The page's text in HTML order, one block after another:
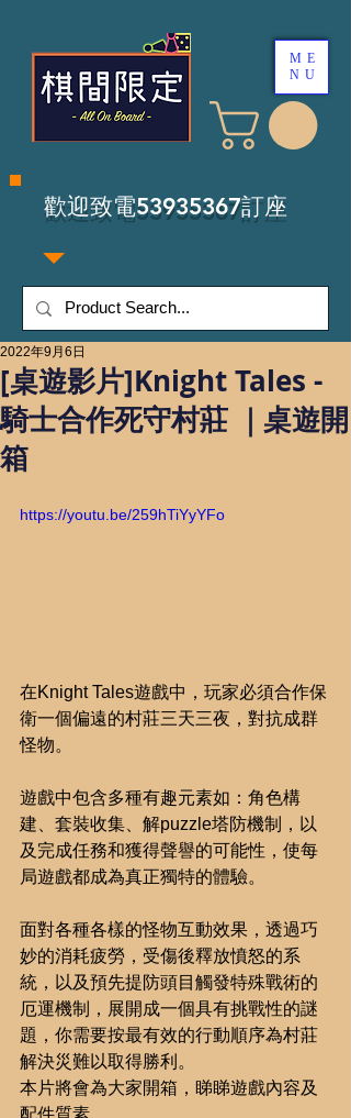
​歡迎致電53935367訂座
ME
NU
[桌遊影片]Knight Tales -
騎士合作死守村莊 ｜桌遊開
箱
2022年9月6日
https://youtu.be/259hTiYyYFo
在Knight Tales遊戲中，玩家必須合作保
衛一個偏遠的村莊三天三夜，對抗成群
怪物。
遊戲中包含多種有趣元素如：角色構
建、套裝收集、解puzzle塔防機制，以
及完成任務和獲得聲譽的可能性，使每
局遊戲都成為真正獨特的體驗。
面對各種各樣的怪物互動效果，透過巧
妙的消耗疲勞，受傷後釋放憤怒的系
統，以及預先提防頭目觸發特殊戰術的
厄運機制，展開成一個具有挑戰性的謎
題，你需要按最有效的行動順序為村莊
解決災難以取得勝利。
本片將會為大家開箱，睇睇遊戲內容及